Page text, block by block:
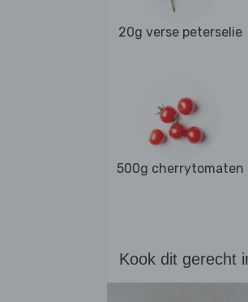
20g verse peterselie
500g cherrytomaten
Kook dit gerecht